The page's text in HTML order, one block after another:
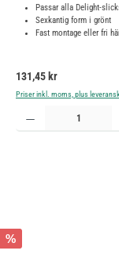
Passar alla Delight-
Sexkantig form i grönt
Fast montage eller fri
Ordinarie pris:
131,45 kr
Priser inkl. moms, plus
Produktkvantitet: Ange
%